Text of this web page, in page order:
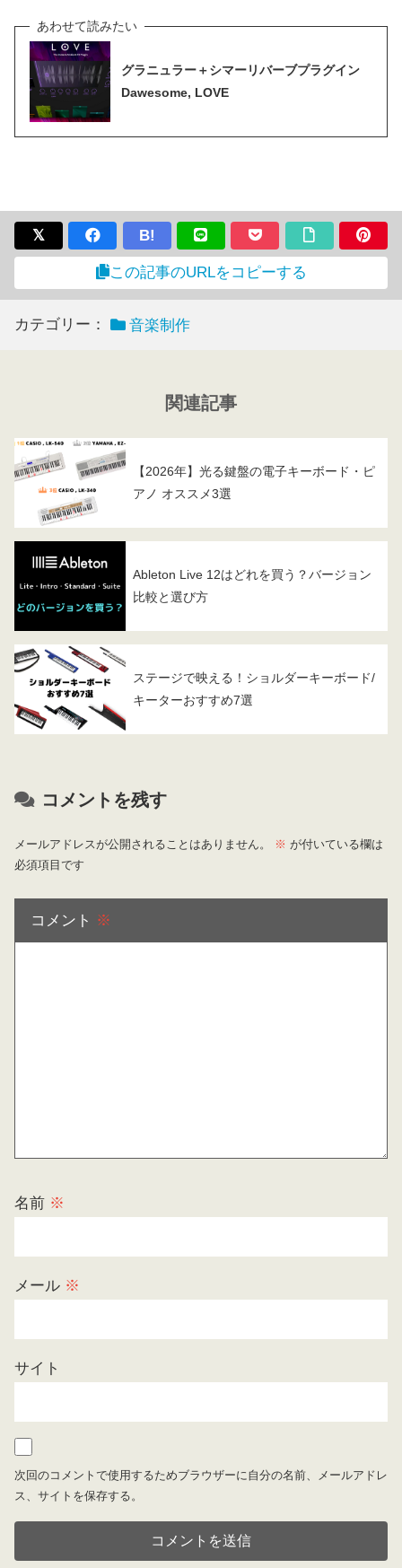
グラニュラー＋シマーリバーブプラグイン
Dawesome, LOVE
B!
この記事のURLをコピーする
カテゴリー： 音楽制作
関連記事
【2026年】光る鍵盤の電子キーボード・ピ
アノ オススメ3選
Ableton Live 12はどれを買う？バージョン
比較と選び方
ステージで映える！ショルダーキーボード/
キーターおすすめ7選
コメントを残す
メールアドレスが公開されることはありません。 ※ が付いている欄は
必須項目です
コメント ※
名前 ※
メール ※
サイト
次回のコメントで使用するためブラウザーに自分の名前、メールアドレ
ス、サイトを保存する。